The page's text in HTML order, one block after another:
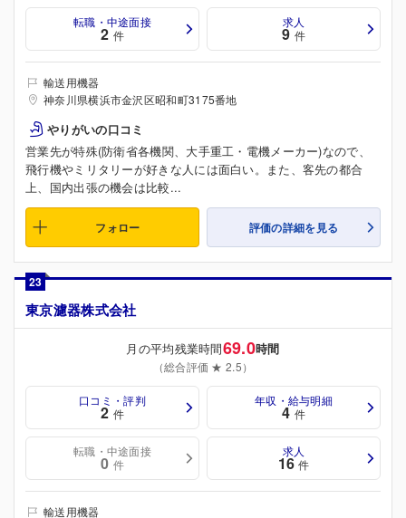
転職・中途面接
2 件
求人
9 件
輸送用機器
神奈川県横浜市金沢区昭和町3175番地
やりがいの口コミ
営業先が特殊(防衛省各機関、大手重工・電機メーカー)なので、
飛行機やミリタリーが好きな人には面白い。また、客先の都合
上、国内出張の機会は比較...
フォロー 評価の詳細を見る
23
東京濾器株式会社
月の平均残業時間69.0時間
（総合評価 ★ 2.5）
口コミ・評判
2 件
年収・給与明細
4 件
転職・中途面接
0 件
求人
16 件
輸送用機器